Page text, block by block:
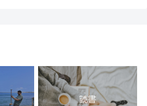
読書